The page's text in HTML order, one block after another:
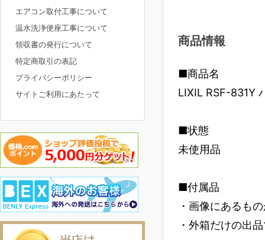
商品情報
■商品名
LIXIL RSF-831Y
■状態
未使用品
■付属品
・画像にあるも
・外箱だけの出
エアコン取付工事について
温水洗浄便座工事について
領収書の発行について
特定商取引の表記
プライバシーポリシー
サイトご利用にあたって